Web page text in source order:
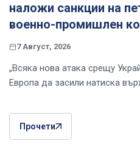
наложи санкции на
военно-промишлен
7 Август, 2026
„Всяка нова атака срещу
Европа да засили натиска
Прочети